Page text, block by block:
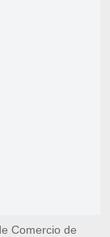
Comercio de